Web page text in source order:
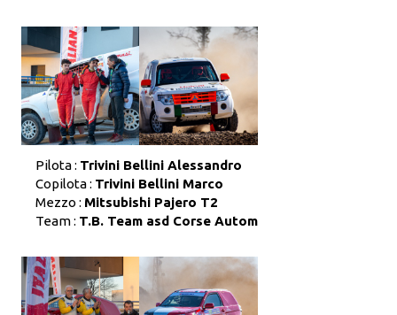
Pilota : Trivini Bellini Alessandro
Copilota : Trivini Bellini Marco
Mezzo : Mitsubishi Pajero T2
Team : T.B. Team asd Corse Autom